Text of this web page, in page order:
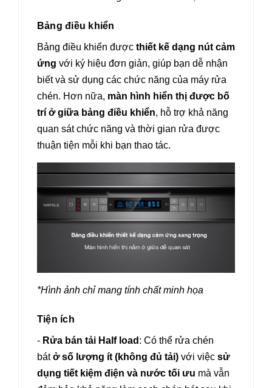
Bảng điều khiển
Bảng điều khiển được thiết kế dạng nút cảm
ứng với ký hiệu đơn giản, giúp bạn dễ nhận
biết và sử dụng các chức năng của máy rửa
chén. Hơn nữa, màn hình hiển thị được bố
trí ở giữa bảng điều khiển, hỗ trợ khả năng
quan sát chức năng và thời gian rửa được
thuận tiện mỗi khi bạn thao tác.
*Hình ảnh chỉ mang tính chất minh họa
Tiện ích
- Rửa bán tải Half load : Có thể rửa chén
bátở số lượng ít (không đủ tải) với việc sử
dụng tiết kiệm điện và nước tối ưu mà vẫn